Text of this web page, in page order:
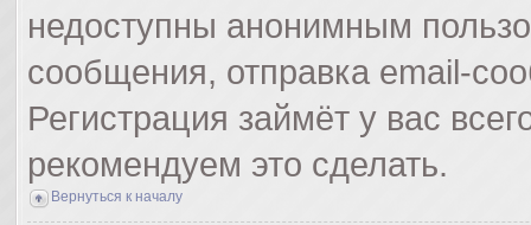
недоступны анонимным
сообщения, отправка email-
Регистрация займёт у вас
рекомендуем это сделать.
Вернуться к началу